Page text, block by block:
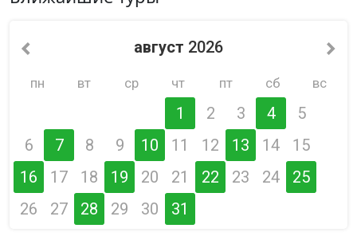
август 2026
пн вт ср чт пт сб вс
1 2 3 4
5
6
7 8 9 10 11 12 13 14
15
16
17 18 19 20 21 22 23 24
25
26
27 28 29 30 31